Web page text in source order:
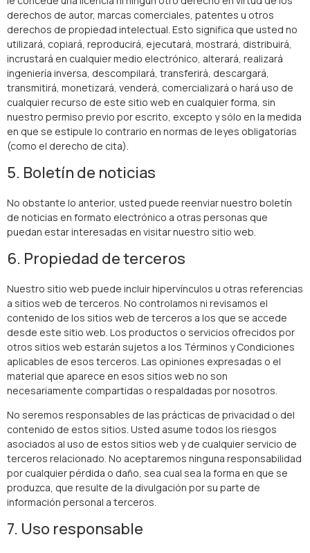
derechos de autor, marcas comerciales, patentes u otros
derechos de propiedad intelectual. Esto significa que usted no
utilizará, copiará, reproducirá, ejecutará, mostrará, distribuirá,
incrustará en cualquier medio electrónico, alterará, realizará
ingeniería inversa, descompilará, transferirá, descargará,
transmitirá, monetizará, venderá, comercializará o hará uso de
cualquier recurso de este sitio web en cualquier forma, sin
nuestro permiso previo por escrito, excepto y sólo en la medida
en que se estipule lo contrario en normas de leyes obligatorias
(como el derecho de cita).
5. Boletín de noticias
No obstante lo anterior, usted puede reenviar nuestro boletín
de noticias en formato electrónico a otras personas que
puedan estar interesadas en visitar nuestro sitio web.
6. Propiedad de terceros
Nuestro sitio web puede incluir hipervínculos u otras referencias
a sitios web de terceros. No controlamos ni revisamos el
contenido de los sitios web de terceros a los que se accede
desde este sitio web. Los productos o servicios ofrecidos por
otros sitios web estarán sujetos a los Términos y Condiciones
aplicables de esos terceros. Las opiniones expresadas o el
material que aparece en esos sitios web no son
necesariamente compartidas o respaldadas por nosotros.
No seremos responsables de las prácticas de privacidad o del
contenido de estos sitios. Usted asume todos los riesgos
asociados al uso de estos sitios web y de cualquier servicio de
terceros relacionado. No aceptaremos ninguna responsabilidad
por cualquier pérdida o daño, sea cual sea la forma en que se
produzca, que resulte de la divulgación por su parte de
información personal a terceros.
7. Uso responsable